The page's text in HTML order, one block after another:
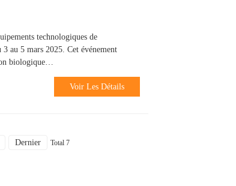
technologiques de
au 5 mars 2025. Cet événement
biologique…
Voir Les Détails
Dernier Total 7